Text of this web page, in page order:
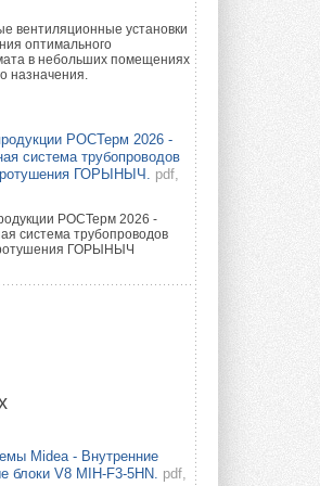
вентиляционные установки
оптимального
в небольших помещениях
назначения.
РОСТерм 2026 -
система трубопроводов
ГОРЫНЫЧ.
pdf,
РОСТерм 2026 -
система трубопроводов
ГОРЫНЫЧ
Midea - Внутренние
блоки V8 MIH-F3-5HN. pdf,